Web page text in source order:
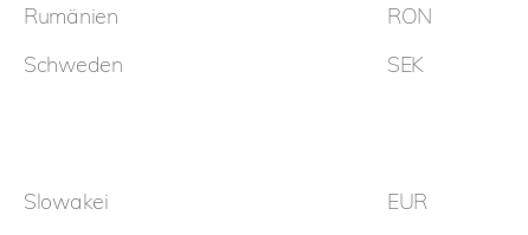
Rumänien
RON
Schweden
SEK
Slowakei
EUR